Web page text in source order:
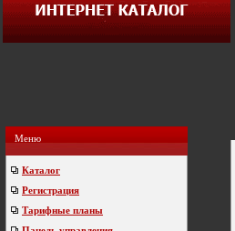
Меню
Каталог
Регистрация
Тарифные планы